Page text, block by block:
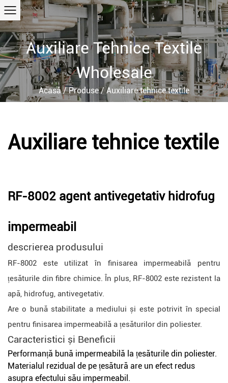
Auxiliare Tehnice Textile
Wholesale
Acasă/Produse/Auxiliare tehnice textile
Auxiliare tehnice textile
RF-8002 agent antivegetativ hidrofug
impermeabil
descrierea produsului
RF-8002 este utilizat în finisarea impermeabilă pentru
țesăturile din fibre chimice. În plus, RF-8002 este rezistent la
apă, hidrofug, antivegetativ.
Are o bună stabilitate a mediului și este potrivit în special
pentru finisarea impermeabilă a țesăturilor din poliester.
Caracteristici și Beneficii
Performanță bună impermeabilă la țesăturile din poliester.
Materialul rezidual de pe țesătură are un efect redus
asupra efectului său impermeabil.